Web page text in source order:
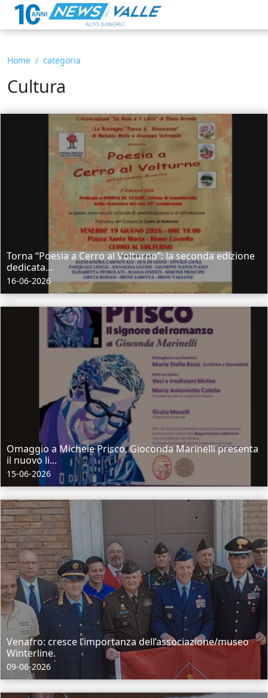
Home categoria
Cultura
Torna “Poesia a Cerro al Volturno”: la seconda edizione
dedicata...
16-06-2026
Omaggio a Michele Prisco, Gioconda Marinelli presenta
il nuovo li...
15-06-2026
Venafro: cresce l’importanza dell’associazione/museo
Winterline.
09-06-2026